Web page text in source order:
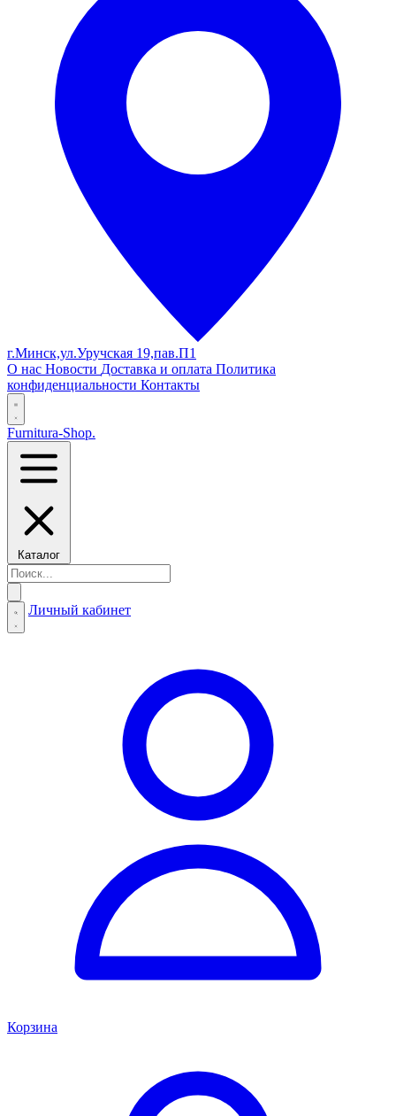
г.Минск,ул.Уручская 19,пав.П1
О нас Новости Доставка и оплата Политика
конфиденциальности Контакты
Furnitura-Shop.
Каталог
Личный кабинет
Корзина